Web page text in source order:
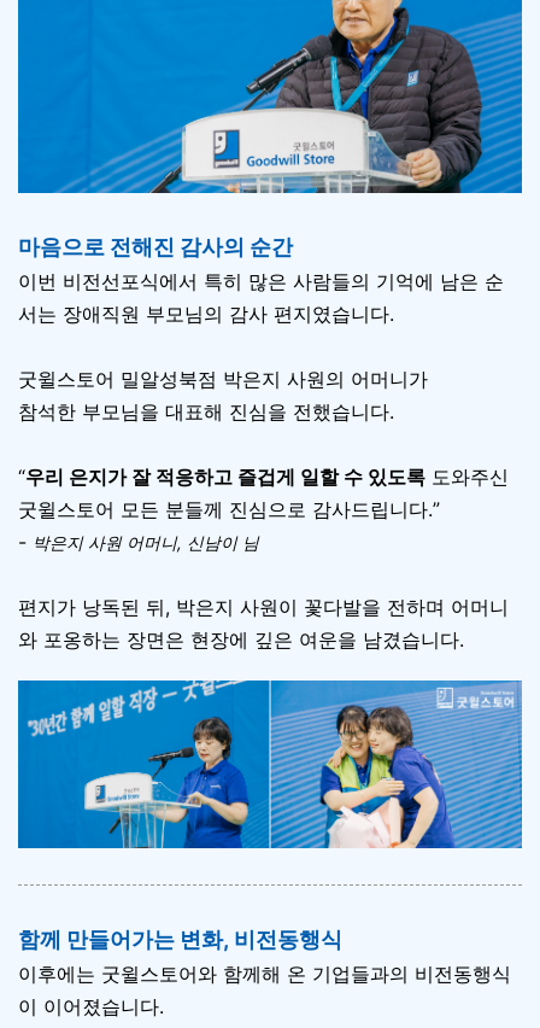
마음으로 전해진 감사의 순간
이번 비전선포식에서 특히 많은 사람들의 기억에 남은 순
서는 장애직원 부모님의 감사 편지였습니다.
굿윌스토어 밀알성북점 박은지 사원의 어머니가
참석한 부모님을 대표해 진심을 전했습니다.
“우리 은지가 잘 적응하고 즐겁게 일할 수 있도록 도와주신
굿윌스토어 모든 분들께 진심으로 감사드립니다.”
- 박은지 사원 어머니, 신남이 님
편지가 낭독된 뒤, 박은지 사원이 꽃다발을 전하며 어머니
와 포옹하는 장면은 현장에 깊은 여운을 남겼습니다.
함께 만들어가는 변화, 비전동행식
이후에는 굿윌스토어와 함께해 온 기업들과의 비전동행식
이 이어졌습니다.